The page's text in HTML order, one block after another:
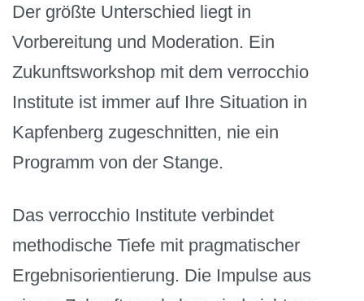
Der größte Unterschied liegt in
Vorbereitung und Moderation. Ein
Zukunftsworkshop mit dem verrocchio
Institute ist immer auf Ihre Situation in
Kapfenberg zugeschnitten, nie ein
Programm von der Stange.
Das verrocchio Institute verbindet
methodische Tiefe mit pragmatischer
Ergebnisorientierung. Die Impulse aus